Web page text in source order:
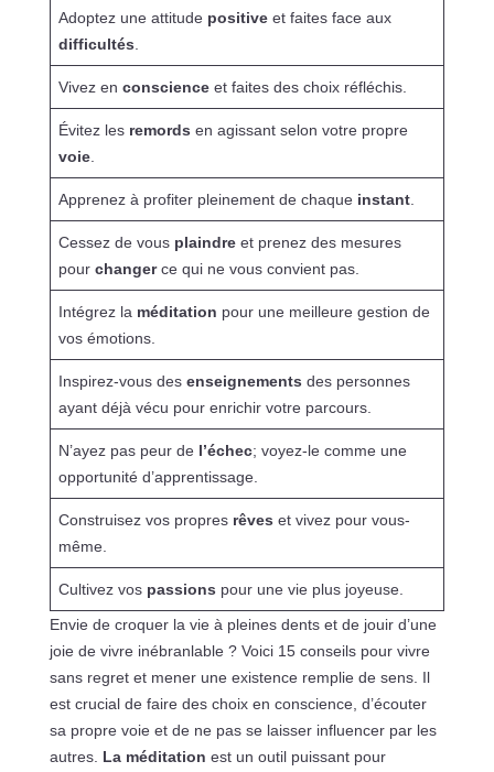
Adoptez une attitude positiveet faites face aux
difficultés
Vivez en conscienceet faites des choix réfléchis.
Évitez les remords en agissant selon votre propre
voie.
Apprenez à profiter pleinement de chaque instant.
Cessez de vous plaindreet prenez des mesures
pour changerce qui ne vous convient pas.
Intégrez la méditation pour une meilleure gestion de
vos émotions.
Inspirez-vous des enseignements des personnes
ayant déjà vécu pour enrichir votre parcours.
N’ayez pas peur de l’échec; voyez-le comme une
opportunité d’apprentissage.
Construisez vos propres rêves et vivez pour vous-
même.
Cultivez vos passions pour une vie plus joyeuse.
Envie de croquer la vie à pleines dents et de jouir d’une
joie de vivre inébranlable ? Voici 15 conseils pour vivre
sans regret et mener une existence remplie de sens. Il
est crucial de faire des choix en conscience, d’écouter
sa propre voie et de ne pas se laisser influencer par les
autres. La méditation est un outil puissant pour